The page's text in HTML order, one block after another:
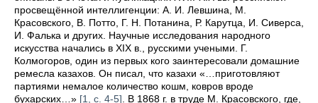
просвещённой интеллигенции: А. И. Левшина, М.
Красовского, В. Потто, Г. Н. Потанина, Р. Карутца, И. Сиверса,
И. Фалька и других. Научные исследования народного
искусства начались в ХIХ в., русскими учеными. Г.
Колмогоров, один из первых кого заинтересовали домашние
ремесла казахов. Он писал, что казахи «…приготовляют
партиями немалое количество кошм, ковров вроде
бухарских…» [1, с. 4-5]. В 1868 г. в труде М. Красовского, где,